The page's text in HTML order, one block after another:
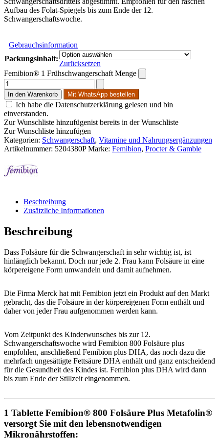
Aufbau des Folat-Spiegels bis zum Ende der 12.
Schwangerschaftswoche.
Gebrauchsinformation
Packungsinhalt:
Zurücksetzen
Femibion® 1 Frühschwangerschaft Menge
In den Warenkorb Mit WhatsApp bestellen
Ich habe die Datenschutzerklärung gelesen und bin
einverstanden.
Zur Wunschliste hinzufügenist bereits in der Wunschliste
Zur Wunschliste hinzufügen
Kategorien: Schwangerschaft, Vitamine und Nahrungsergänzungen
Artikelnummer: 5204380P Marke: Femibion, Procter & Gamble
Beschreibung
Zusätzliche Informationen
Beschreibung
Dass Folsäure für die Schwangerschaft in sehr wichtig ist, ist
hinlänglich bekannt. Doch nur jede 2. Frau kann Folsäure in eine
körpereigene Form umwandeln und damit aufnehmen.
Die Firma Merck hat mit Femibion jetzt ein Produkt auf den Markt
gebracht, das die Folsäure in der körpereigenen Form enthält und
daher von jeder Frau aufgenommen werden kann.
Vom Zeitpunkt des Kinderwunsches bis zur 12.
Schwangerschaftswoche wird Femibion 800 Folsäure plus
empfohlen, anschließend Femibion plus DHA, das noch dazu die
mehrfach ungesättigte Fettsäure DHA enthält und ganz entscheidend
für die Gesundheit des Kindes ist. Femibion plus DHA wird dann
bis zum Ende der Stillzeit eingenommen.
1 Tablette Femibion® 800 Folsäure Plus Metafolin®
versorgt Sie mit den lebensnotwendigen
Mikronährstoffen: